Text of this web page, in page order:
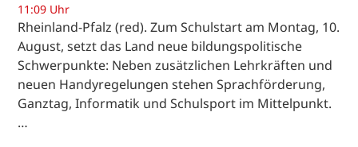
11:09 Uhr
Rheinland-Pfalz (red). Zum Schulstart am Montag, 10.
August, setzt das Land neue bildungspolitische
Schwerpunkte: Neben zusätzlichen Lehrkräften und
neuen Handyregelungen stehen Sprachförderung,
Ganztag, Informatik und Schulsport im Mittelpunkt.
…